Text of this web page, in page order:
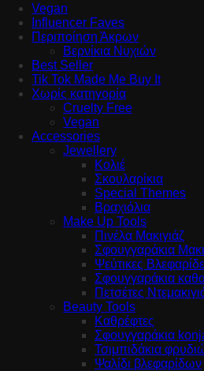
Vegan
Influencer Faves
Περιποίηση Άκρων
Βερνίκια Νυχιών
Best Seller
Tik Tok Made Me Buy It
Χωρίς κατηγορία
Cruelty Free
Vegan
Accessories
Jewellery
Κολιέ
Σκουλαρίκια
Special Themes
Βραχιόλια
Make Up Tools
Πινέλα Μακιγιάζ
Σφουγγαράκια
Ψεύτικες
Σφουγγαράκια
Πετσέτες
Beauty Tools
Καθρέφτες
Σφουγγαράκια
Τσιμπιδάκια
Ψαλίδι βλεφαρίδων